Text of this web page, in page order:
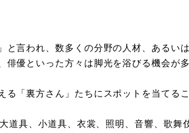
と言われ、数多くの分野の人材、ある
俳優といった方々は脚光を浴びる機会
る「裏方さん」たちにスポットを当て
道具、小道具、衣裳、照明、音響、歌